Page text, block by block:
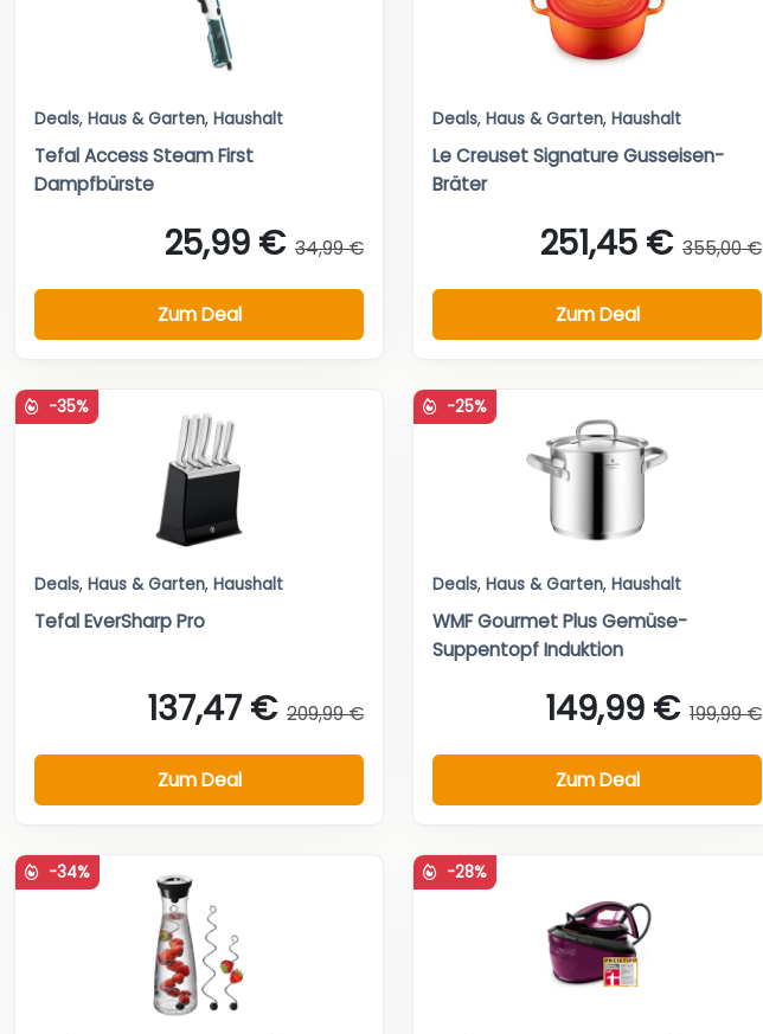
Deals, Haus & Garten, Haushalt
Tefal Access Steam First
Dampfbürste
25,99 € 34,99 €
Zum Deal
Deals, Haus & Garten, Haushalt
Le Creuset Signature Gusseisen-
Bräter
251,45 € 355,00 €
Zum Deal
-35%
Deals, Haus & Garten, Haushalt
Tefal EverSharp Pro
137,47 € 209,99 €
Zum Deal
-25%
Deals, Haus & Garten, Haushalt
WMF Gourmet Plus Gemüse-
Suppentopf Induktion
149,99 € 199,99 €
Zum Deal
-34% -28%